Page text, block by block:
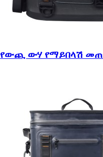
የውጪ ውሃ የማይበላሽ